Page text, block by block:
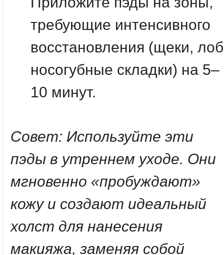
требующие интенсивного
восстановления (щеки,
носогубные складки) на 5–
10 минут.
Совет: Используйте эти
пэды в утреннем уходе. Они
мгновенно «пробуждают»
кожу и создают идеальный
холст для нанесения
макияжа, заменяя собой